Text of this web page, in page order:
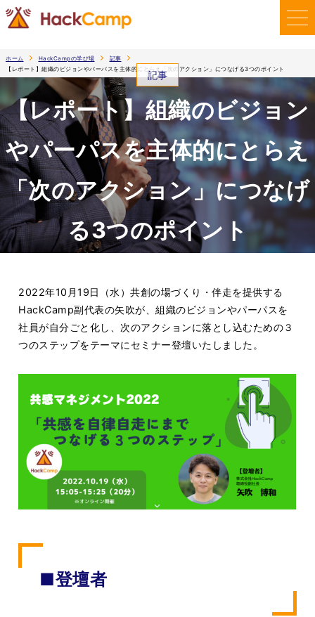
ホーム HackCampの学び場
記事
【レポート】組織のビジョンやパーパスを主体的にとらえ「次のアクション」につなげる3つのポイント
記事
【レポート】組織のビジョン
やパーパスを主体的にとらえ
「次のアクション」につなげ
る3つのポイント
2022年10月19日（水）共創の場づくり・伴走を提供する
HackCamp副代表の矢吹が、組織のビジョンやパーパスを
社員が自分ごと化し、次のアクションに落とし込むための３
つのステップをテーマにセミナー登壇いたしました。
■登壇者